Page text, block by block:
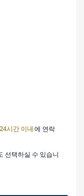
24시간 이내에 연락
선택하실 수 있습니